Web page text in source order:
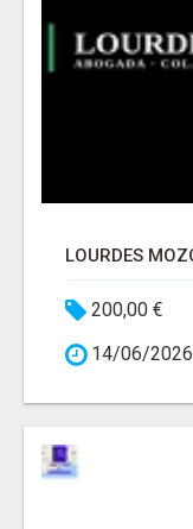
200,00 €
14/06/2026